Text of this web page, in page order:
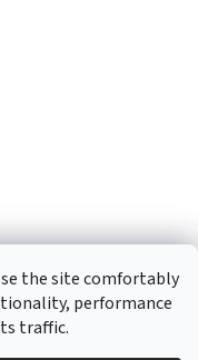
the site comfortably
performance
traffic.